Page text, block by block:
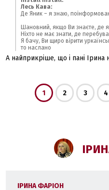
Лесь Кава:
Де Яник – я знаю,
Шановний, якщо Ви знаєте, де
Ніхто не має знати, де
Я бачу, Ви щиро вірити
то наслано
А найприкріше, що і пані Ірина
1 2 3 4
ІРИНА ФАРІОН